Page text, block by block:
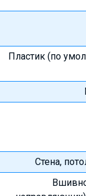
Пластик (по
Стена,